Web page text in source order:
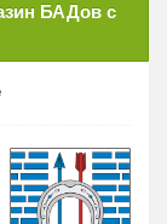
БАДов с